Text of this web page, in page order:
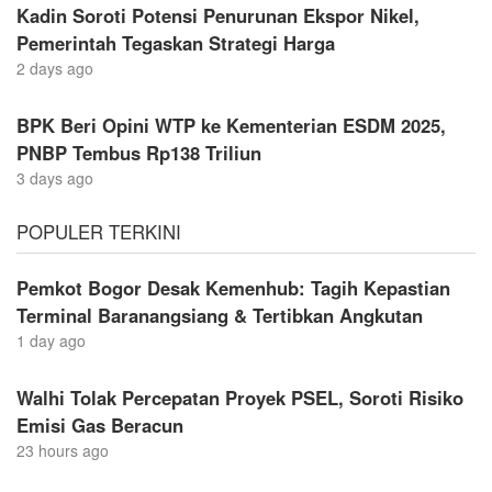
Kadin Soroti Potensi Penurunan Ekspor Nikel,
Pemerintah Tegaskan Strategi Harga
2 days ago
BPK Beri Opini WTP ke Kementerian ESDM 2025,
PNBP Tembus Rp138 Triliun
3 days ago
POPULER TERKINI
Pemkot Bogor Desak Kemenhub: Tagih Kepastian
Terminal Baranangsiang & Tertibkan Angkutan
1 day ago
Walhi Tolak Percepatan Proyek PSEL, Soroti Risiko
Emisi Gas Beracun
23 hours ago